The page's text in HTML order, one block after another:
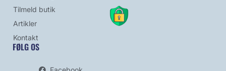
Tilmeld butik
Artikler
Kontakt
FØLG OS